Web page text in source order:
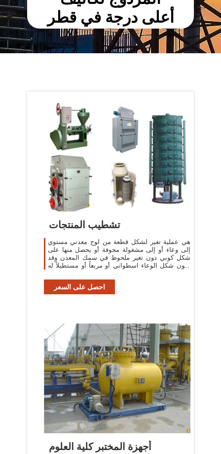
أعلى درجة في قطر
تشطيب المنتجات
هي عملية تغير لشكل قطعة من لوح معدني مستوي
إلى وعاء أو إلى مشغولة مجوفة أو يحصل منها على
شكل كوبي دون تغير ملحوظ في سمك المعدن وقد
يكون شكل الوعاء اسطواني أو مربعاً أو مستطيلاً له
احصل على السعر
أجهزة المختبر كلية العلوم